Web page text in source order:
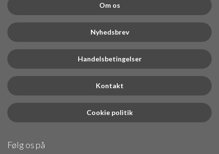
Om os
Nyhedsbrev
Handelsbetingelser
Kontakt
Cookie politik
Følg os på